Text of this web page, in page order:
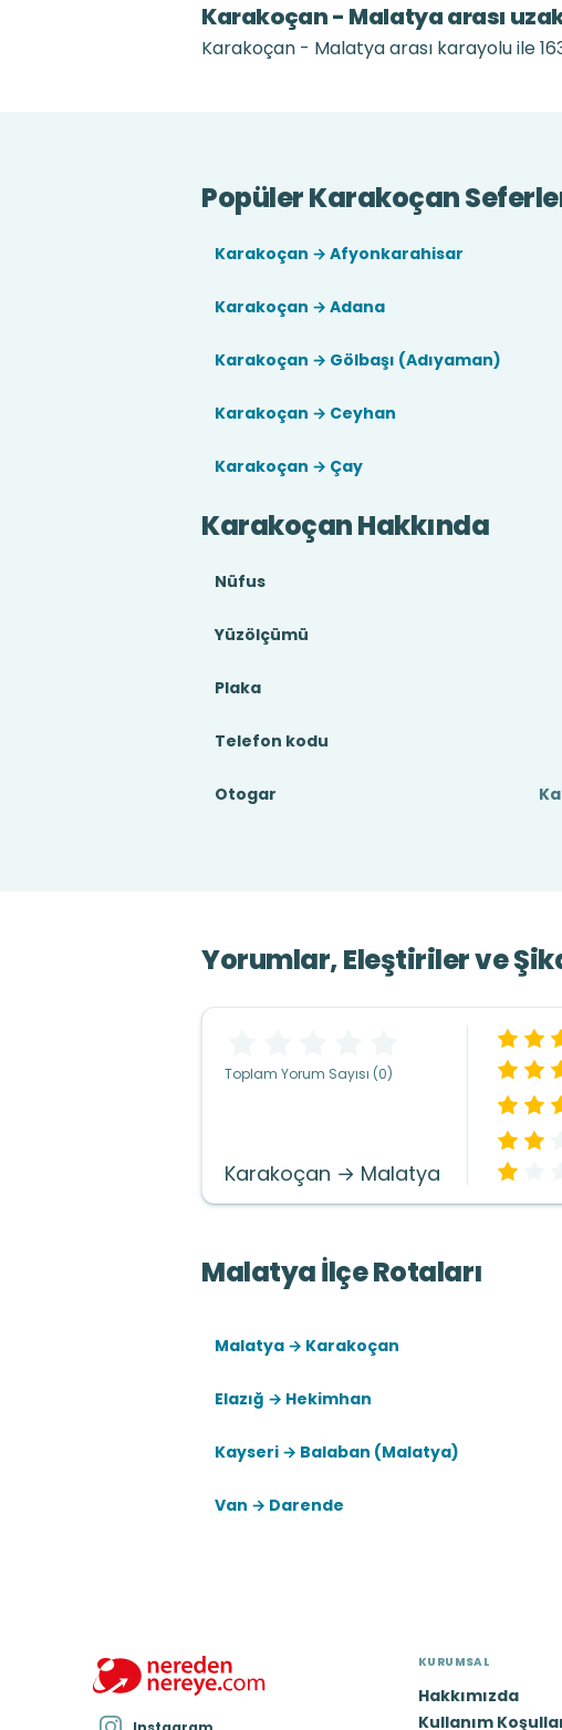
Karakoçan - Malatya arası
Karakoçan - Malatya arası karayolu ile
Popüler Karakoçan
Karakoçan → Afyonkarahisar
Karakoçan → Adana
Karakoçan → Gölbaşı (Adıyaman)
Karakoçan → Ceyhan
Karakoçan → Çay
Karakoçan Hakkında
Nüfus
Yüzölçümü
Plaka
Telefon kodu
Otogar
Yorumlar, Eleştiriler ve
Toplam Yorum Sayısı (0)
Karakoçan → Malatya
Malatya İlçe Rotaları
Malatya → Karakoçan
Elazığ → Hekimhan
Kayseri → Balaban (Malatya)
Van → Darende
KURUMSAL
Hakkımızda
Kullanım